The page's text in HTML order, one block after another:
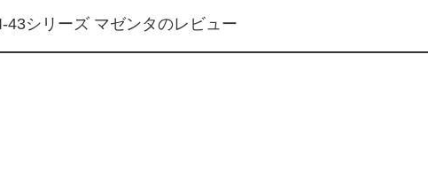
シリーズ マゼンタのレビュー